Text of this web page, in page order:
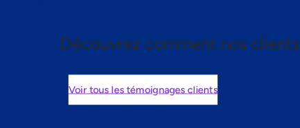
Découvrez comment nos
Voir tous les témoignages clients